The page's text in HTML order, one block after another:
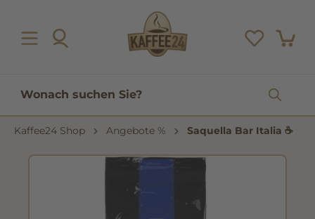
Kaffee24 Shop Angebote % Saquella Bar Italia ☕